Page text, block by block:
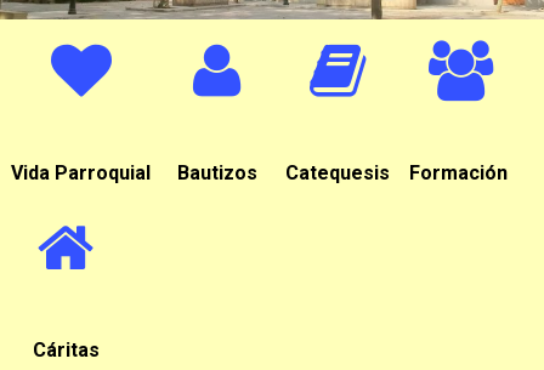
Vida Parroquial Bautizos Catequesis Formación
Cáritas